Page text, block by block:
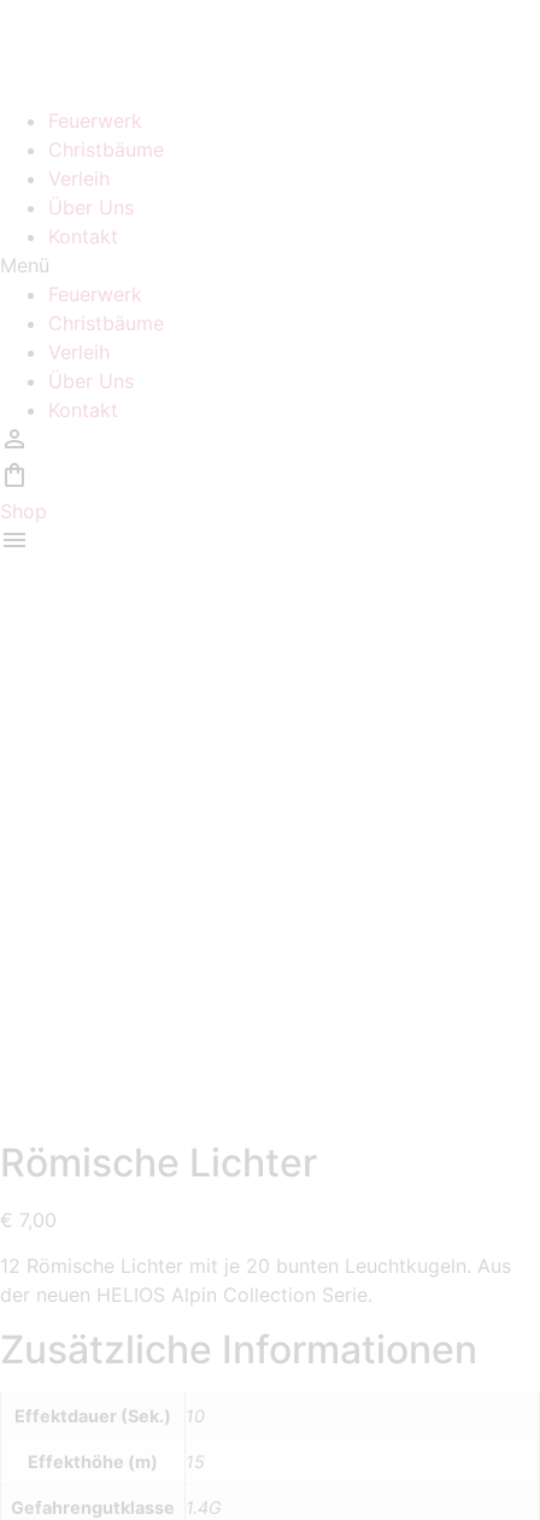
Feuerwerk
Christbäume
Verleih
Über Uns
Kontakt
Menü
Feuerwerk
Christbäume
Verleih
Über Uns
Kontakt
Shop
Römische Lichter
€ 7,00
12 Römische Lichter mit je 20 bunten Leuchtkugeln. Aus
der neuen HELIOS Alpin Collection Serie.
Zusätzliche Informationen
Effektdauer (Sek.) 10
Effekthöhe (m) 15
Gefahrengutklasse 1.4G